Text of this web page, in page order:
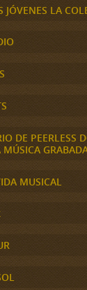
JÓVENES LA
DE PEERLESS
MUSICAL